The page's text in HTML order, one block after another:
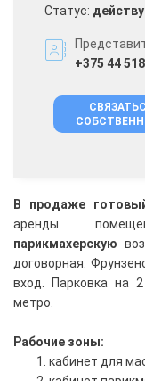
Статус:
+375 44
В продаже
аренды
парикмахерскую
договорная.
вход. Парковка на
метро.
Рабочие зоны:
кабинет для